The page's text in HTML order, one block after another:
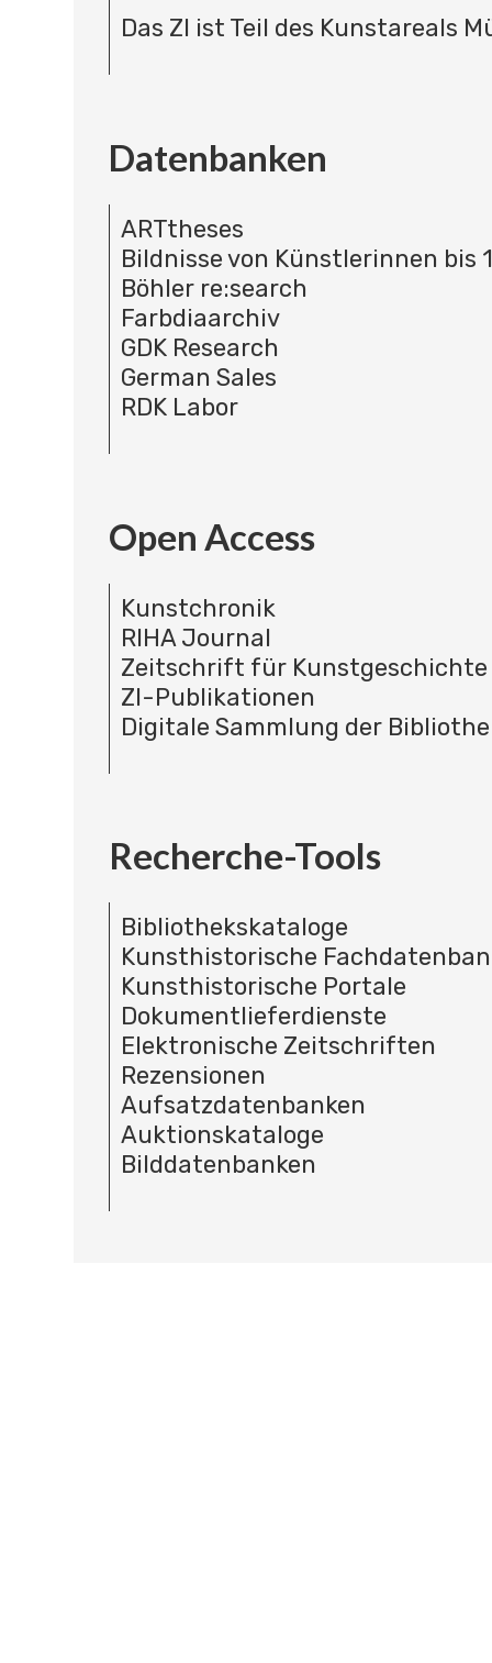
Das ZI ist Teil des Kunstareals
Datenbanken
ARTtheses
Bildnisse von Künstlerinnen bis
Böhler re:search
Farbdiaarchiv
GDK Research
German Sales
RDK Labor
Open Access
Kunstchronik
RIHA Journal
Zeitschrift für Kunstgeschichte
ZI-Publikationen
Digitale Sammlung der
Recherche-Tools
Bibliothekskataloge
Kunsthistorische
Kunsthistorische Portale
Dokumentlieferdienste
Elektronische Zeitschriften
Rezensionen
Aufsatzdatenbanken
Auktionskataloge
Bilddatenbanken